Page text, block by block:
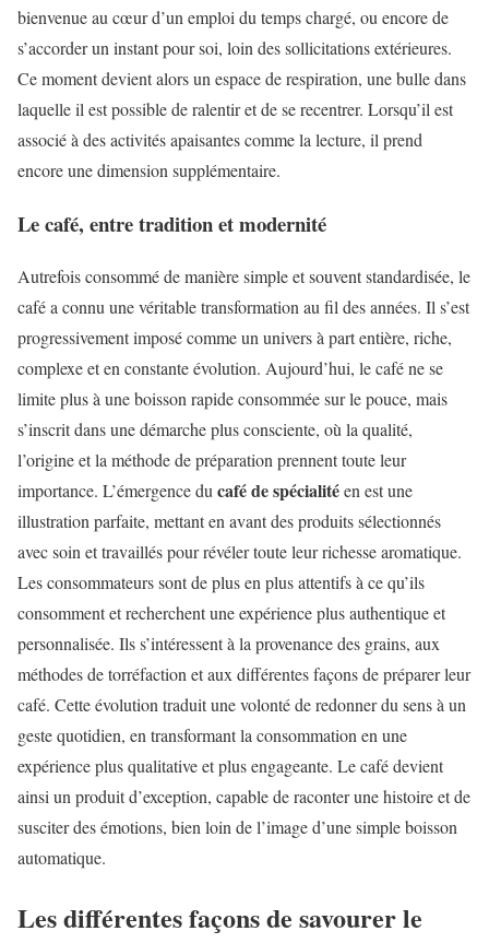
bienvenue au cœur d’un emploi du temps chargé, ou encore de
s’accorder un instant pour soi, loin des sollicitations extérieures.
Ce moment devient alors un espace de respiration, une bulle dans
laquelle il est possible de ralentir et de se recentrer. Lorsqu’il est
associé à des activités apaisantes comme la lecture, il prend
encore une dimension supplémentaire.
Le café, entre tradition et modernité
Autrefois consommé de manière simple et souvent standardisée, le
café a connu une véritable transformation au fil des années. Il s’est
progressivement imposé comme un univers à part entière, riche,
complexe et en constante évolution. Aujourd’hui, le café ne se
limite plus à une boisson rapide consommée sur le pouce, mais
s’inscrit dans une démarche plus consciente, où la qualité,
l’origine et la méthode de préparation prennent toute leur
importance. L’émergence ducafé de spécialitéen est une
illustration parfaite, mettant en avant des produits sélectionnés
avec soin et travaillés pour révéler toute leur richesse aromatique.
Les consommateurs sont de plus en plus attentifs à ce qu’ils
consomment et recherchent une expérience plus authentique et
personnalisée. Ils s’intéressent à la provenance des grains, aux
méthodes de torréfaction et aux différentes façons de préparer leur
café. Cette évolution traduit une volonté de redonner du sens à un
geste quotidien, en transformant la consommation en une
expérience plus qualitative et plus engageante. Le café devient
ainsi un produit d’exception, capable de raconter une histoire et de
susciter des émotions, bien loin de l’image d’une simple boisson
automatique.
Les différentes façons de savourer le